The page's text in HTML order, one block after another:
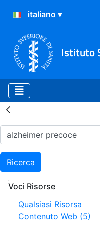
Istituto
Risultati
Ricerca
Voci Risorse
Qualsiasi Risorsa
Contenuto Web (5)